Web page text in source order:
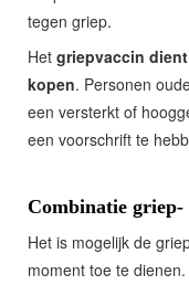
tegen griep.
Het griepvaccin
kopen. Personen
een versterkt of
een voorschrift te
Combinatie griep-
Het is mogelijk de
moment toe te dienen.